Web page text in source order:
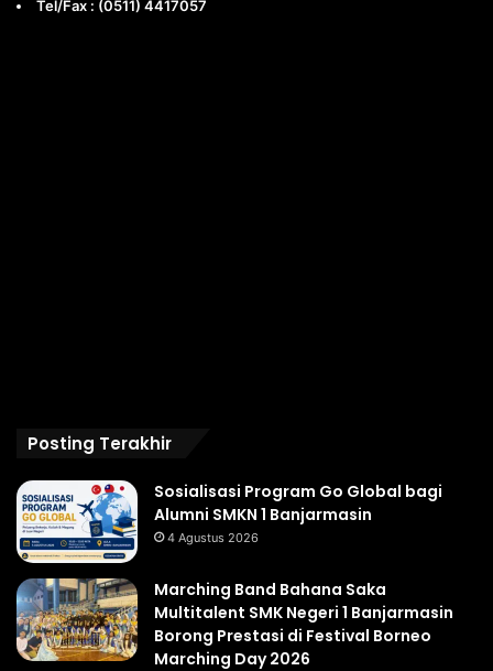
Tel/Fax : (0511) 4417057
Posting Terakhir
Sosialisasi Program Go Global bagi
Alumni SMKN 1 Banjarmasin
4 Agustus 2026
Marching Band Bahana Saka
Multitalent SMK Negeri 1 Banjarmasin
Borong Prestasi di Festival Borneo
Marching Day 2026